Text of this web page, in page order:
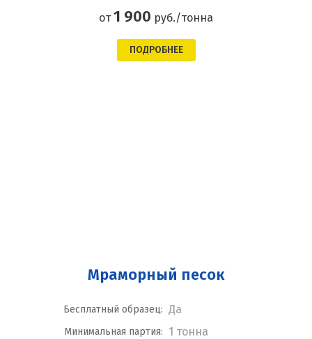
от1 900 руб./тонна
ПОДРОБНЕЕ
Мраморный песок
Бесплатный образец: Да
Минимальная партия: 1 тонна